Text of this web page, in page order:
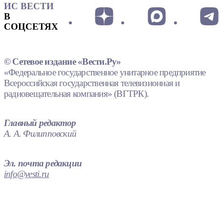
ИС ВЕСТИ
В
СОЦСЕТЯХ
© Сетевое издание «Вести.Ру»
«Федеральное государственное унитарное предприятие
Всероссийская государственная телевизионная и
радиовещательная компания» (ВГТРК).
Главный редактор
А. А. Филипповский
Эл. почта редакции
info@vesti.ru